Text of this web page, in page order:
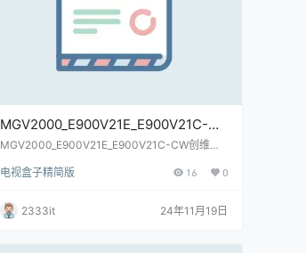
MGV2000_E900V21E_E900V21C-
CW创维代工--兼容7668无线-当贝桌
MGV2000_E900V21E_E900V21C-CW创维代
件包(亲测)
电视盒子精简版 16 0
2333it 24年11月19日